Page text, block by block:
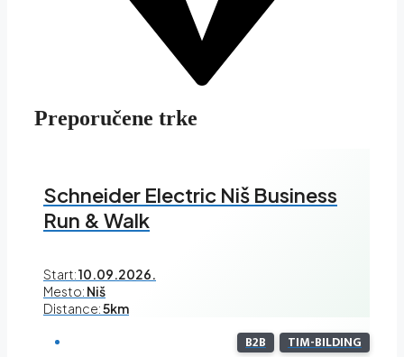
Preporučene trke
Schneider Electric Niš Business
Run & Walk
Start:10.09.2026.
Mesto: Niš
Distance:5km
B2B TIM-BILDING